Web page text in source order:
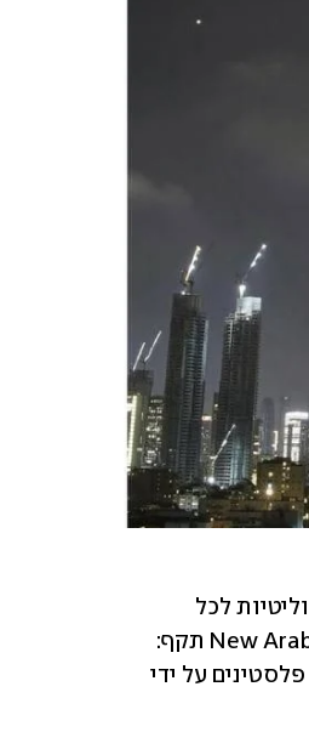
"הספורטאית האולמפית לשעבר הואשמה בסדרה של פשעים ישראליים נגד פלסטינים על ידי